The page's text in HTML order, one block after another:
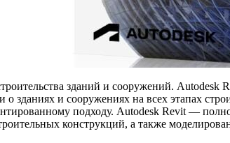
зданий и сооружений.
зданиях и сооружениях на всех этапах
подходу. Autodesk Revit —
конструкций, а также